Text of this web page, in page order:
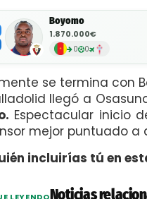
Boyomo
1.870.000€
0 0
se termina con
llegó a
Espectacular inicio
mejor puntuado a
incluirías tú en
Noticias